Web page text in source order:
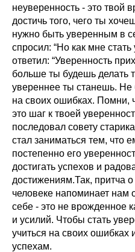
неуверенность - это твой
достичь того, чего ты
нужно быть уверенным в
спросил: “Но как мне
ответил: “Уверенность
больше ты будешь делать
увереннее ты станешь. Не
на своих ошибках. Помни,
это шаг к твоей
последовал совету
стал заниматься тем, что
постепенно его
достигать успехов и
достижениям.Так, притча
человеке напоминает нам
себе - это не врожденное
и усилий. Чтобы стать
учиться на своих ошибках
успехам.